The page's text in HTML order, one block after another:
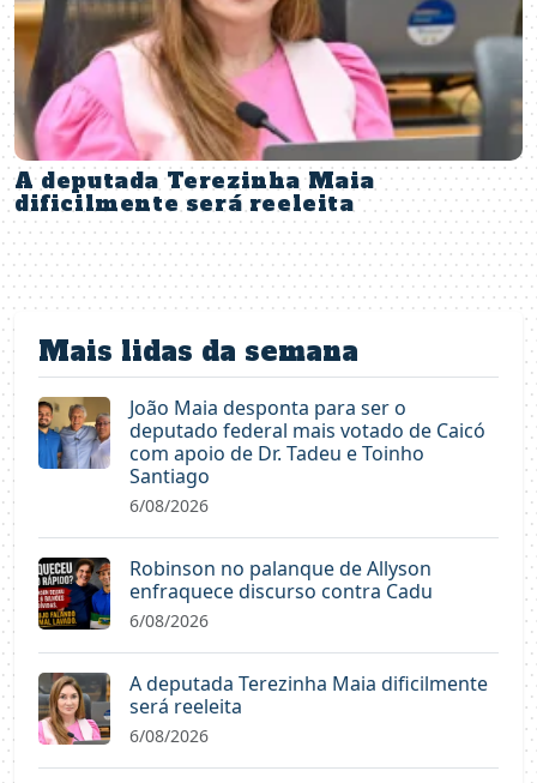
A deputada Terezinha Maia
dificilmente será reeleita
Mais lidas da semana
João Maia desponta para ser o
deputado federal mais votado de Caicó
com apoio de Dr. Tadeu e Toinho
Santiago
6/08/2026
Robinson no palanque de Allyson
enfraquece discurso contra Cadu
6/08/2026
A deputada Terezinha Maia dificilmente
será reeleita
6/08/2026